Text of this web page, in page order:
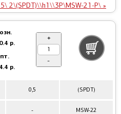
2\(SPDT)\\h1\\3P\MSW-21-P\ »
0,5 (SPDT)
- MSW-22
р.
р.
+
-